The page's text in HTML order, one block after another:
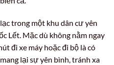
trong một khu dân cư yên
Lết. Mặc dù không nằm ngay
đi xe máy hoặc đi bộ là có
lại sự yên bình, tránh xa